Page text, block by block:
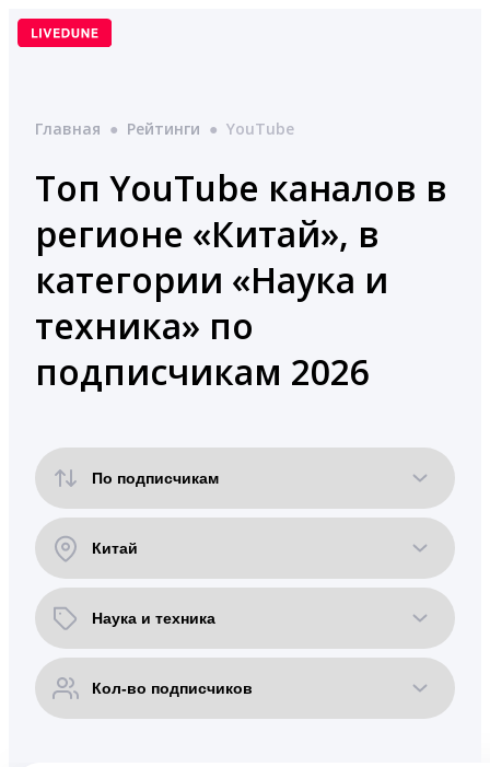
Перейти
Главная ● Рейтинги ● YouTube
Топ YouTube каналов в
регионе «Китай», в
категории «Наука и
техника» по
подписчикам 2026